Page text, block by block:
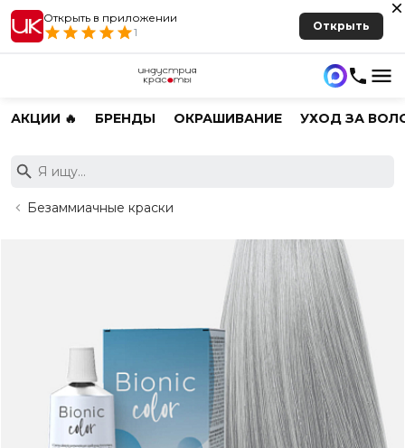
Открыть в приложении
1
Открыть
АКЦИИ 🔥 БРЕНДЫ ОКРАШИВАНИЕ УХОД ЗА
Безаммиачные краски